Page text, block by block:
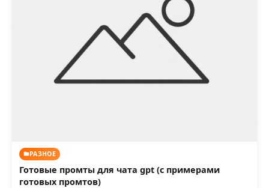
РАЗНОЕ
Готовые промты для чата gpt (с примерами
готовых промтов)